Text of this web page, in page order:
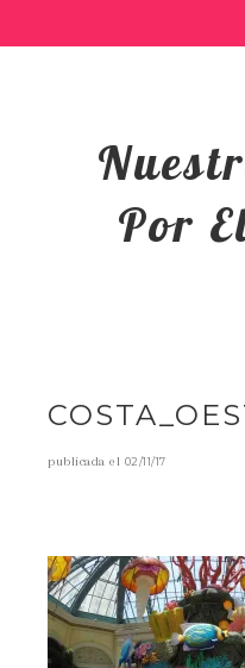
Por
publicada el 02/11/17